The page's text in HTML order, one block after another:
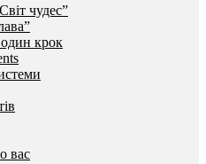
чудес”
крок
вас